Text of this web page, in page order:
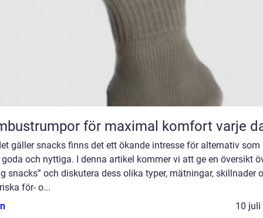
för maximal komfort varje
gäller snacks finns det ett ökande intresse för alternativ som
och nyttiga. I denna artikel kommer vi att ge en översikt
snacks” och diskutera dess olika typer, mätningar, skillnader
för- o...
10 juli